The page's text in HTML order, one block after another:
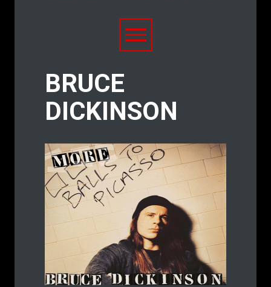
BRUCE
DICKINSON